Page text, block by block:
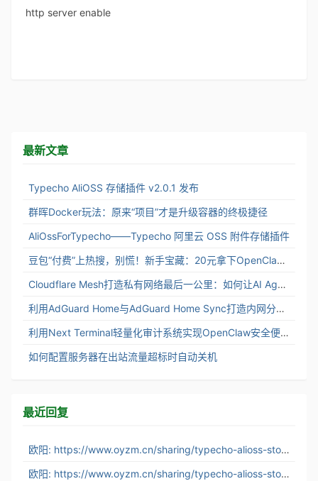
http server enable
最新文章
Typecho AliOSS 存储插件 v2.0.1 发布
群晖Docker玩法：原来“项目”才是升级容器的终极捷径
AliOssForTypecho——Typecho 阿里云 OSS 附件存储插件
豆包“付费”上热搜，别慌！新手宝藏：20元拿下OpenClaw“养虾”
Cloudflare Mesh打造私有网络最后一公里：如何让AI Agent连入企业内网
利用AdGuard Home与AdGuard Home Sync打造内网分布式DNS服务架构
利用Next Terminal轻量化审计系统实现OpenClaw安全便捷访问
如何配置服务器在出站流量超标时自动关机
最近回复
欧阳: https://www.oyzm.cn/sharing/typecho-alioss-stor...
欧阳: https://www.oyzm.cn/sharing/typecho-alioss-stor...